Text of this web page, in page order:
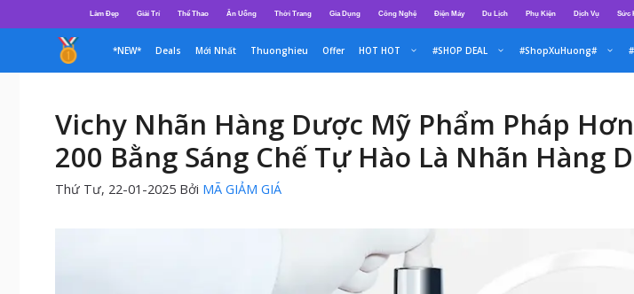
đến
dung
Làm Đẹp Giải Trí Thể Thao Ăn Uống Thời Trang Gia Dụng Công Nghệ Điện Máy Du Lịch Phụ Kiện Dịch Vụ Sức
*NEW* Deals Mới Nhất Thuonghieu Offer HOT HOT #SHOP DEAL #ShopXuHuong#
Vichy Nhãn Hàng Dược Mỹ Phẩm Pháp
200 Bằng Sáng Chế Tự Hào Là Nhãn Hàng
Thứ Tư, 22-01-2025 Bởi MÃ GIẢM GIÁ